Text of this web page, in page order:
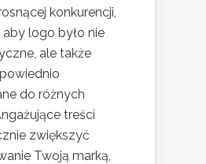
konkurencji,
aby logo było nie
ale także
do różnych
treści
zwiększyć
Twoją marką,